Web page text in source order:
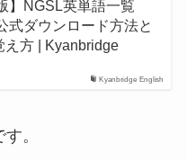
Kyanbridge English
】NGSL英単語一覧
式ダウンロード方法と
え方 | Kyanbridge
。